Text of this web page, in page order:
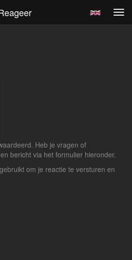
Heb je vragen of
bericht via het formulier hieronder.
om je reactie te versturen en